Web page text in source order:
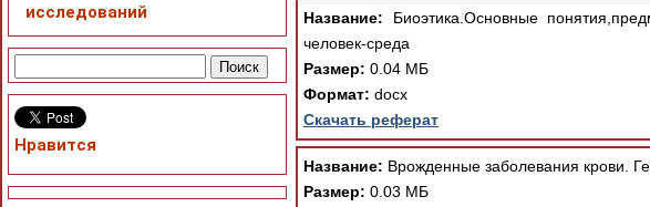
Название: Биоэтика.Основные
человек-среда
Размер: 0.04 МБ
Формат: docx
Скачать реферат
Название: Врожденные заболевания крови.
Размер: 0.03 МБ
исследований
Нравится